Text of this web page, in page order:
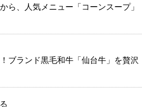
ら、人気メニュー「コーンスープ」
ブランド黒毛和牛「仙台牛」を贅沢